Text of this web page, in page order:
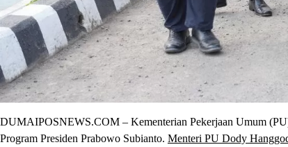
DUMAIPOSNEWS.COM – Kementerian Pekerjaan Umum
Program Presiden Prabowo Subianto. Menteri PU Dody